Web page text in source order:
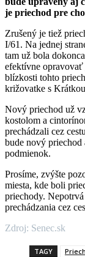
je priechod pre
Zrušený je tiež
I/61. Na jednej
tam už bola
efektívne
blízkosti tohto
križovatke s
Nový priechod už
kostolom a
prechádzali cez
bude nový
podmienok.
Prosíme, zvýšte
miesta, kde boli
priechody.
prechádzania cez
Zdroj: Senec.sk
TAGY